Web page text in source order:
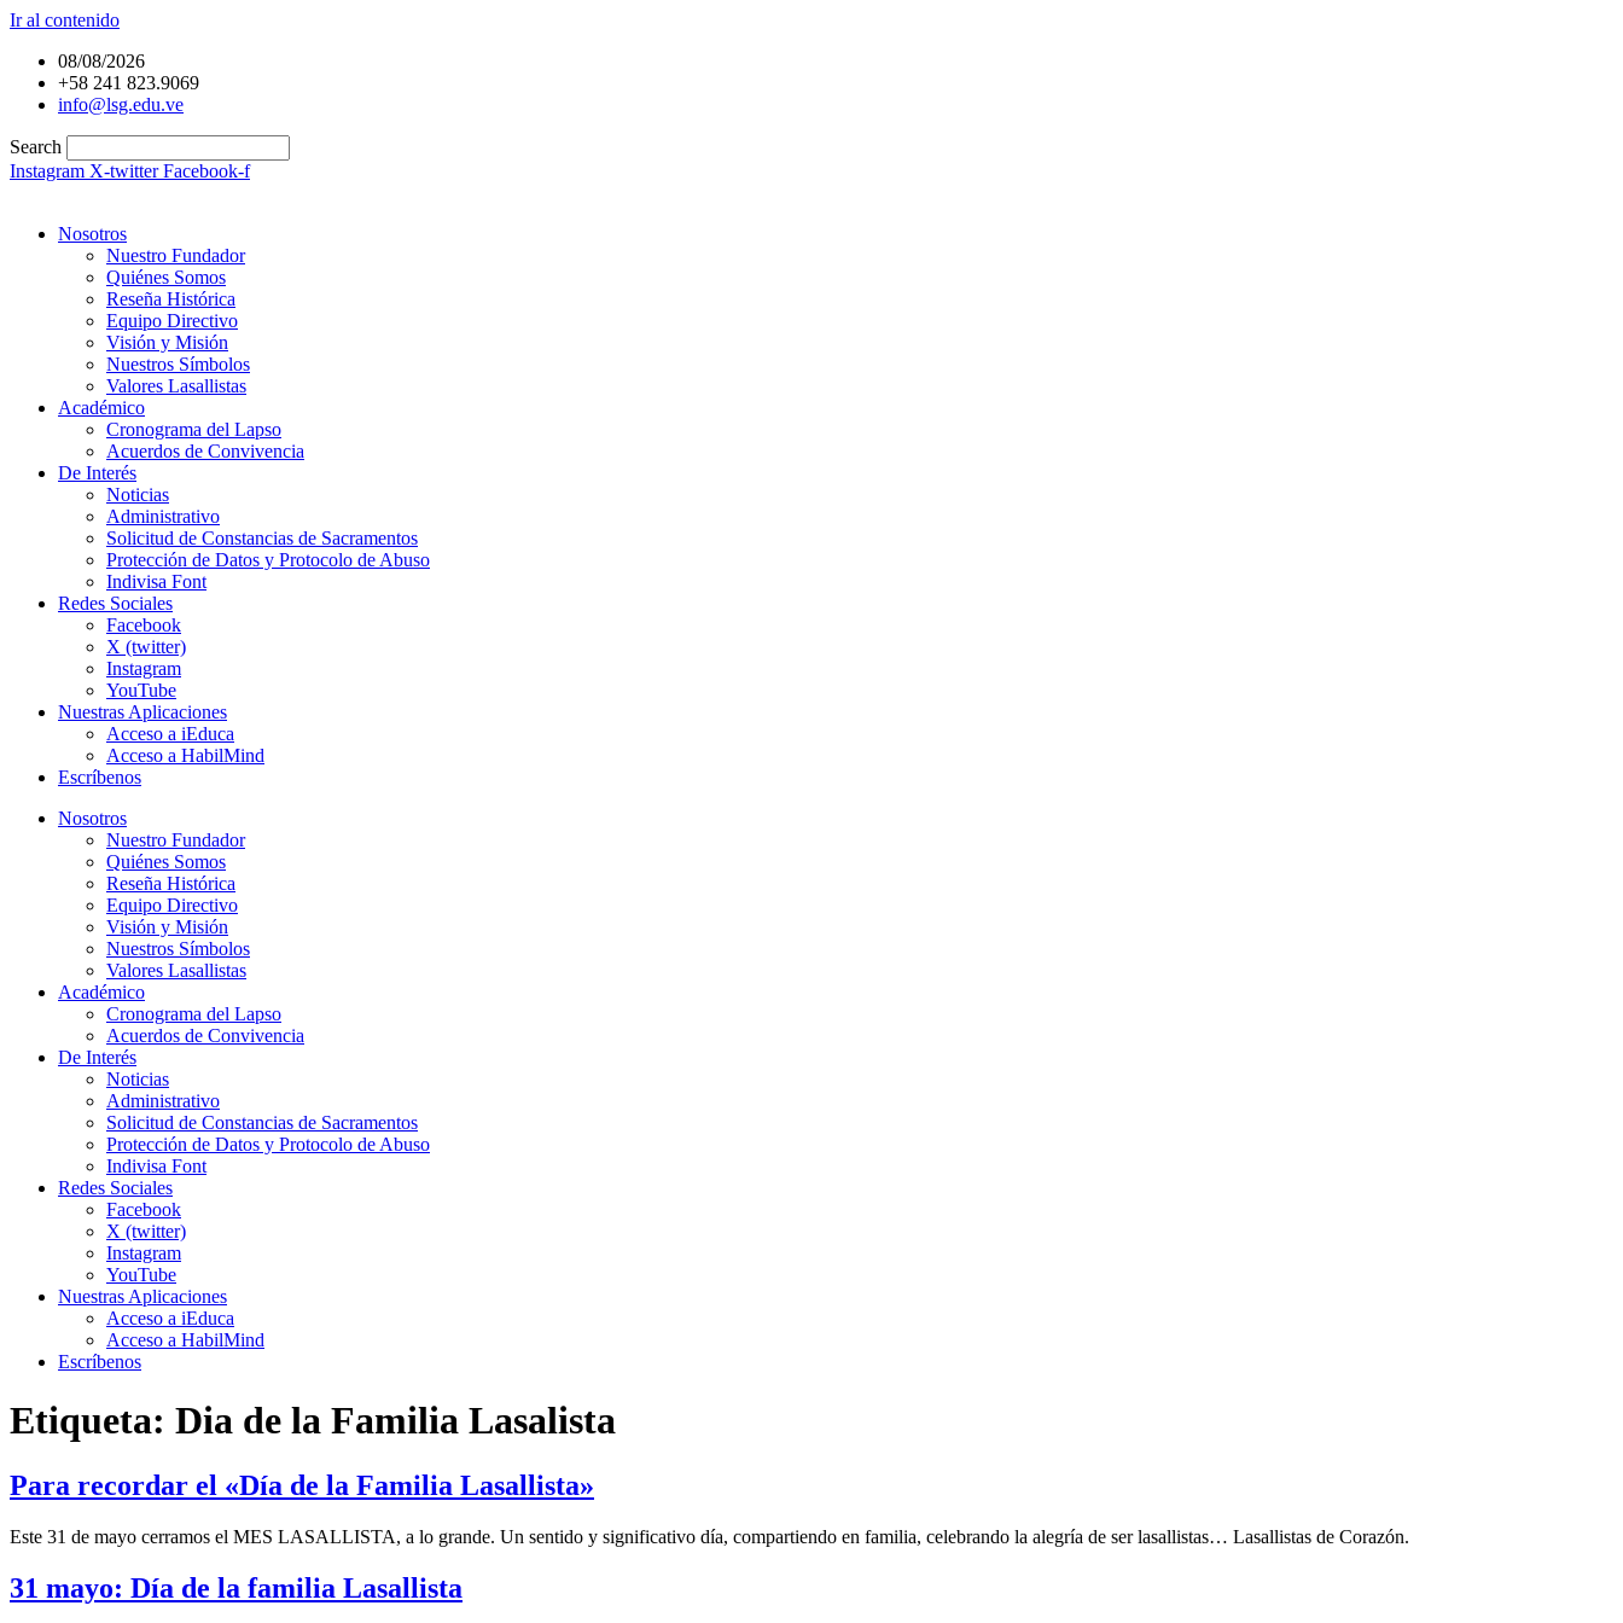
Ir al contenido
08/08/2026
+58 241 823.9069
info@lsg.edu.ve
Search
Instagram X-twitter Facebook-f
Nosotros
Nuestro Fundador
Quiénes Somos
Reseña Histórica
Equipo Directivo
Visión y Misión
Nuestros Símbolos
Valores Lasallistas
Académico
Cronograma del Lapso
Acuerdos de Convivencia
De Interés
Noticias
Administrativo
Solicitud de Constancias de Sacramentos
Protección de Datos y Protocolo de Abuso
Indivisa Font
Redes Sociales
Facebook
X (twitter)
Instagram
YouTube
Nuestras Aplicaciones
Acceso a iEduca
Acceso a HabilMind
Escríbenos
Nosotros
Nuestro Fundador
Quiénes Somos
Reseña Histórica
Equipo Directivo
Visión y Misión
Nuestros Símbolos
Valores Lasallistas
Académico
Cronograma del Lapso
Acuerdos de Convivencia
De Interés
Noticias
Administrativo
Solicitud de Constancias de Sacramentos
Protección de Datos y Protocolo de Abuso
Indivisa Font
Redes Sociales
Facebook
X (twitter)
Instagram
YouTube
Nuestras Aplicaciones
Acceso a iEduca
Acceso a HabilMind
Escríbenos
Etiqueta: Dia de la Familia Lasalista
Para recordar el «Día de la Familia Lasallista»
Este 31 de mayo cerramos el MES LASALLISTA, a lo grande. Un sentido y significativo día, compartiendo en familia, celebrando la alegría de ser lasallistas… Lasallistas de Corazón.
31 mayo: Día de la familia Lasallista